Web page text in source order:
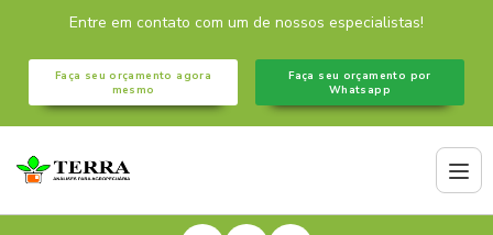
Entre em contato com um de nossos especialistas!
Faça seu orçamento agora
mesmo
Faça seu orçamento por
Whatsapp